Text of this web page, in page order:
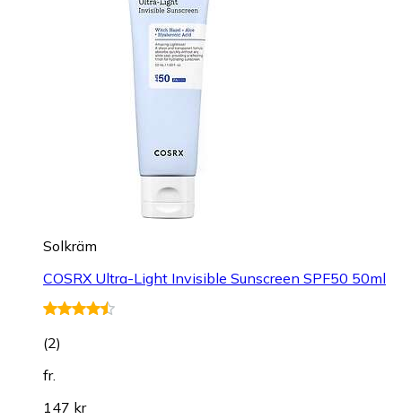
Solkräm
COSRX Ultra-Light Invisible Sunscreen SPF50 50ml
(2)
fr.
147 kr